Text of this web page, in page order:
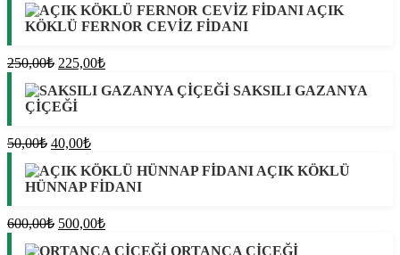
AÇIK
KÖKLÜ FERNOR CEVİZ FİDANI
250,00₺ Orijinal
250,00₺.
225,00₺Şu
fiyat:
SAKSILI GAZANYA
ÇİÇEĞİ
50,00₺ Orijinal
50,00₺.
40,00₺Şu
fiyat:
40,00₺.
AÇIK KÖKLÜ
HÜNNAP FİDANI
600,00₺ Orijinal
500,00₺Şu
fiyat:
ORTANCA ÇİÇEĞİ